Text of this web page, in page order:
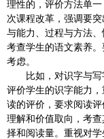
理性的，评价方法单
次课程改革，强调要
与能力、过程与方法
考查学生的语文素养
考虑。
比如，对识字与写
评价学生的识字能力
读的评价，要求阅读评
理解和价值取向，考
择和阅读量。重视对